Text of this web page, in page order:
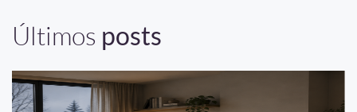
Últimos posts